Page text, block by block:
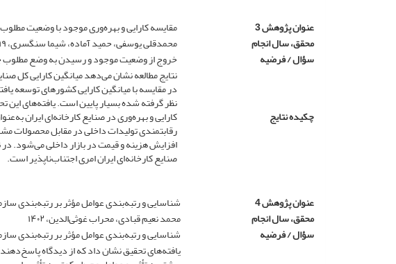
عنوان پژوهش 3
مقایسه کارایی و بهره‌وری موجود با وضعیت
محقق، سال انجام
محمدقلی یوسفی، حمید آماده، شیما سنگسری، ۱۳۹۹
سؤال / فرضیه
خروج از وضعیت موجود و رسیدن به وضع
چکیده نتایج
در مقایسه با میانگین کارایی کشورهای توسعه
نظر گرفته شده بسیار پایین است. یافته‌های
کارایی و بهره‌وری در صنایع کارخانه‌ای ایران
رقابتمندی تولیدات داخلی در مقابل محصولات
افزایش هزینه و قیمت در بازار داخلی می‌شود. در
صنایع کارخانه‌ای ایران امری اجتناب‌ناپذیر است.
عنوان پژوهش 4
شناسایی و رتبه‌بندی عوامل مؤثر بر رتبه‌بندی
محقق، سال انجام
محمد نعیم قبادی، محراب غوثی‌الدین، ۱۴۰۲
سؤال / فرضیه
شناسایی و رتبه‌بندی عوامل مؤثر بر رتبه‌بندی
یافته‌های تحقیق نشان داد که از دیدگاه